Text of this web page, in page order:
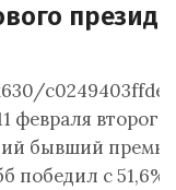
февраля второго
бывший
победил с 51,6%